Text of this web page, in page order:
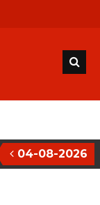
04-08-2026
sekolah